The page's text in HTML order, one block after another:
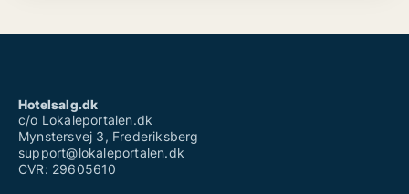
Hotelsalg.dk
c/o Lokaleportalen.dk
Mynstersvej 3, Frederiksberg
support@lokaleportalen.dk
CVR: 29605610